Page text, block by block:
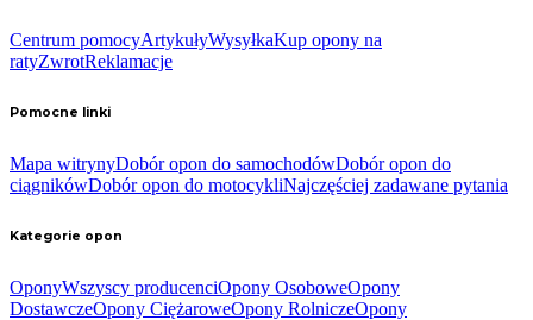
Centrum pomocyArtykułyWysyłkaKup opony na
ratyZwrotReklamacje
Pomocne linki
Mapa witrynyDobór opon do samochodówDobór opon do
ciągnikówDobór opon do motocykliNajczęściej zadawane pytania
Kategorie opon
OponyWszyscy producenciOpony OsoboweOpony
DostawczeOpony CiężaroweOpony RolniczeOpony